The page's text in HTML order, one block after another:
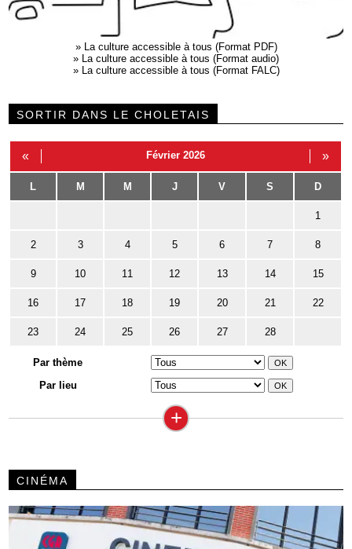
»
La culture accessible à tous (Format PDF)
»
La culture accessible à tous (Format audio)
»
La culture accessible à tous (Format FALC)
SORTIR DANS LE CHOLETAIS
« Février 2026 »
L M M J V S D
1
2 3 4 5 6 7 8
9 10 11 12 13 14 15
16 17 18 19 20 21 22
23 24 25 26 27 28
Par thème
Par lieu
+
CINÉMA